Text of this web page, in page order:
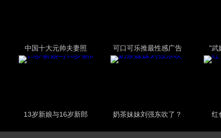
中国十大元帅夫妻照 可口可乐推最性感广告 "武
13岁新娘与16岁新郎 奶茶妹妹刘强东吹了？ 红